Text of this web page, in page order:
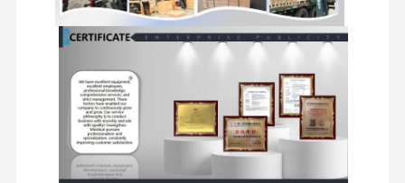
części zamienne do koparek